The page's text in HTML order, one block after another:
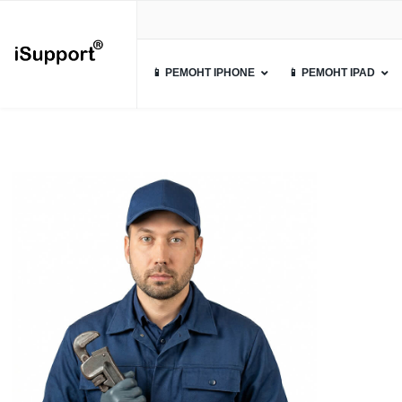
📱 РЕМОНТ IPHONE 📱 РЕМОНТ IPAD